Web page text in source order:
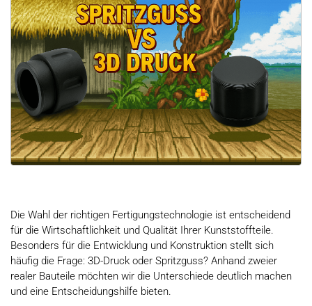
Die Wahl der richtigen Fertigungstechnologie ist entscheidend
für die Wirtschaftlichkeit und Qualität Ihrer Kunststoffteile.
Besonders für die Entwicklung und Konstruktion stellt sich
häufig die Frage: 3D-Druck oder Spritzguss? Anhand zweier
realer Bauteile möchten wir die Unterschiede deutlich machen
und eine Entscheidungshilfe bieten.